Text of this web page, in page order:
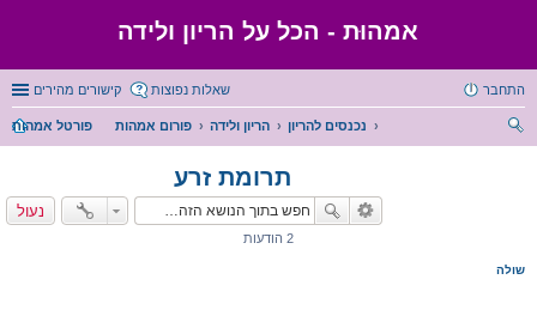
אמהוּת - הכל על הריון ולידה
קישורים מהירים שאלות נפוצות התחבר
פורטל אמהות פורום אמהות הריון ולידה
נכנסים להריון
תרומת זרע
נעול
2 הודעות
שולה